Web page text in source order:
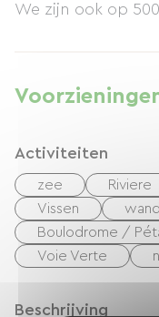
We zijn ook op
Activiteiten
zee Riviere
Vissen
Boulodrome /
Voie Verte
Beschrijving